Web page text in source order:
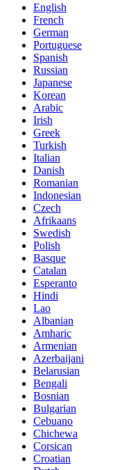
English
French
German
Portuguese
Spanish
Russian
Japanese
Korean
Arabic
Irish
Greek
Turkish
Italian
Danish
Romanian
Indonesian
Czech
Afrikaans
Swedish
Polish
Basque
Catalan
Esperanto
Hindi
Lao
Albanian
Amharic
Armenian
Azerbaijani
Belarusian
Bengali
Bosnian
Bulgarian
Cebuano
Chichewa
Corsican
Croatian